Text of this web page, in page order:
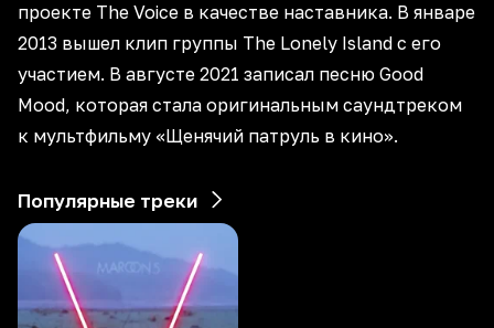
проекте The Voice в качестве наставника. В январе
2013 вышел клип группы The Lonely Island с его
участием. В августе 2021 записал песню Good
Mood, которая стала оригинальным саундтреком
к мультфильму «Щенячий патруль в кино».
Популярные треки